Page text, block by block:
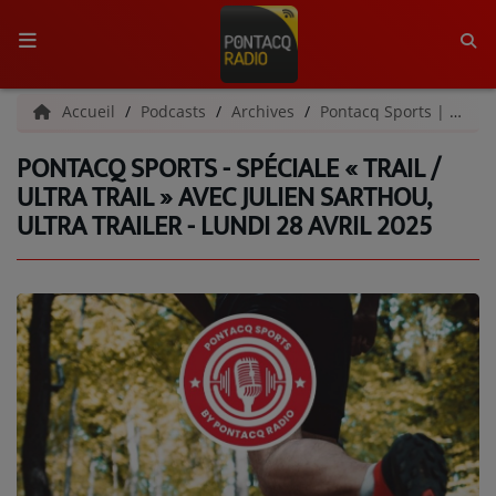
ACCUEIL
RADIO
QUI SOMMES-NOUS ?
L'ÉQUIPE
GRILLE DES PROGRAMMES
C'ÉTAIT QUOI CE TITRE ?
MÉDIAS
PODCASTS - SAISON 2026/2027
Accueil Podcasts Archives Pontacq Sports | Archives
PONTACQ SPORTS - SPÉCIALE « TRAIL /
ULTRA TRAIL » AVEC JULIEN SARTHOU,
ULTRA TRAILER - LUNDI 28 AVRIL 2025